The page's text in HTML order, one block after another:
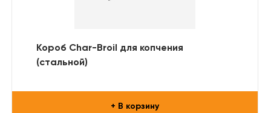
Короб Char-Broil для копчения
(стальной)
+ В корзину